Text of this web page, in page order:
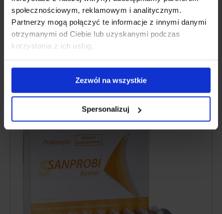
społecznościowym, reklamowym i analitycznym.
Partnerzy mogą połączyć te informacje z innymi danymi
otrzymanymi od Ciebie lub uzyskanymi podczas
korzystania z ich usług.
Zezwól na wszystkie
Spersonalizuj
Informații suplimentare
SANPROBI Bariere Probiotice